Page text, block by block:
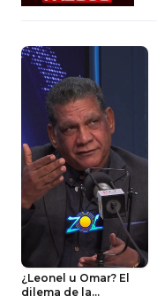
¿Leonel u Omar? El
dilema de la